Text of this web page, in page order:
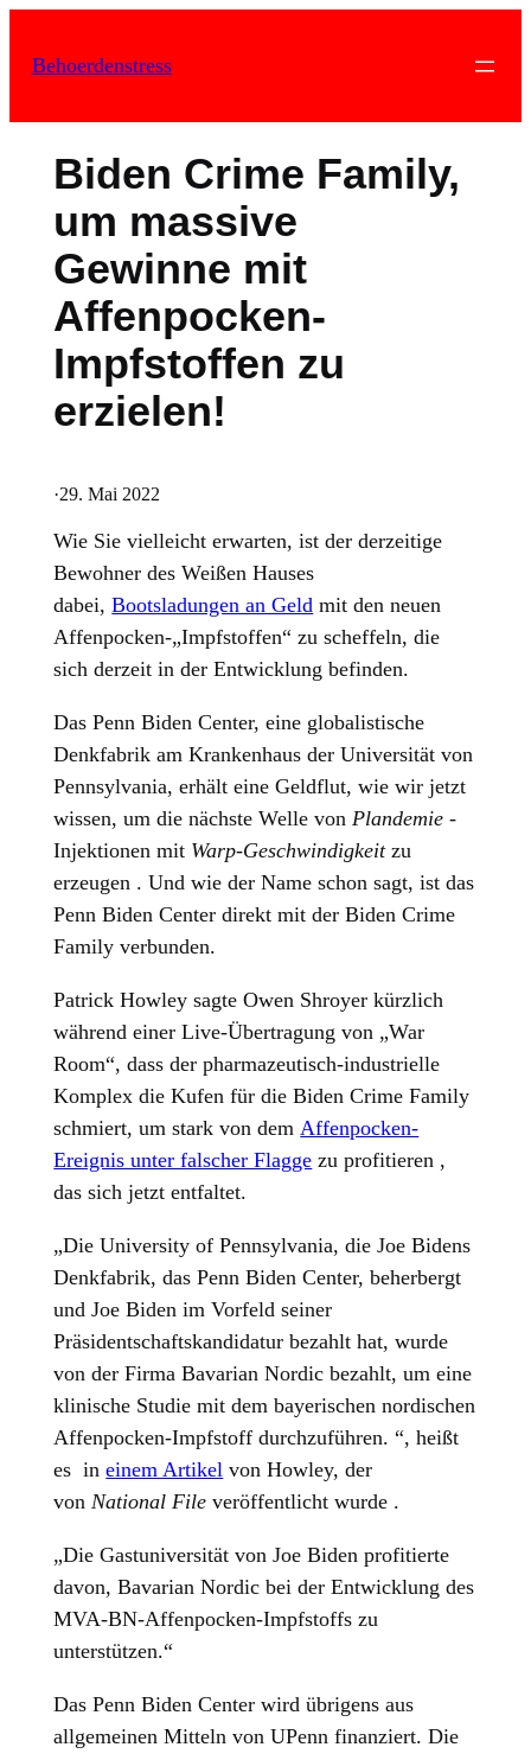
Inhalt
Behoerdenstress
Biden Crime Family,
um massive
Gewinne mit
Affenpocken-
Impfstoffen zu
erzielen!
·29. Mai 2022
Wie Sie vielleicht erwarten, ist der derzeitige
Bewohner des Weißen Hauses
dabei,Bootsladungen an Geld mit den neuen
Affenpocken-„Impfstoffen“ zu scheffeln, die
sich derzeit in der Entwicklung befinden.
Das Penn Biden Center, eine globalistische
Denkfabrik am Krankenhaus der Universität von
Pennsylvania, erhält eine Geldflut, wie wir jetzt
wissen, um die nächste Welle vonPlandemie -
Injektionen mit Warp-Geschwindigkeitzu
erzeugen . Und wie der Name schon sagt, ist das
Penn Biden Center direkt mit der Biden Crime
Family verbunden.
Patrick Howley sagte Owen Shroyer kürzlich
während einer Live-Übertragung von „War
Room“, dass der pharmazeutisch-industrielle
Komplex die Kufen für die Biden Crime Family
schmiert, um stark von demAffenpocken-
Ereignis unter falscher Flagge zu profitieren ,
das sich jetzt entfaltet.
„Die University of Pennsylvania, die Joe Bidens
Denkfabrik, das Penn Biden Center, beherbergt
und Joe Biden im Vorfeld seiner
Präsidentschaftskandidatur bezahlt hat, wurde
von der Firma Bavarian Nordic bezahlt, um eine
klinische Studie mit dem bayerischen nordischen
Affenpocken-Impfstoff durchzuführen. “, heißt
es ineinem Artikel von Howley, der
vonNational File veröffentlicht wurde .
„Die Gastuniversität von Joe Biden profitierte
davon, Bavarian Nordic bei der Entwicklung des
MVA-BN-Affenpocken-Impfstoffs zu
unterstützen.“
Das Penn Biden Center wird übrigens aus
allgemeinen Mitteln von UPenn finanziert. Die